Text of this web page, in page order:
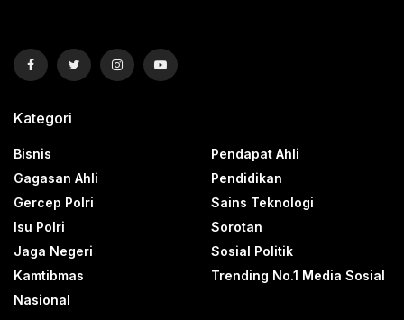
Kategori
Bisnis
Gagasan Ahli
Gercep Polri
Isu Polri
Jaga Negeri
Kamtibmas
Nasional
Pendapat Ahli
Pendidikan
Sains Teknologi
Sorotan
Sosial Politik
Trending No.1 Media Sosial